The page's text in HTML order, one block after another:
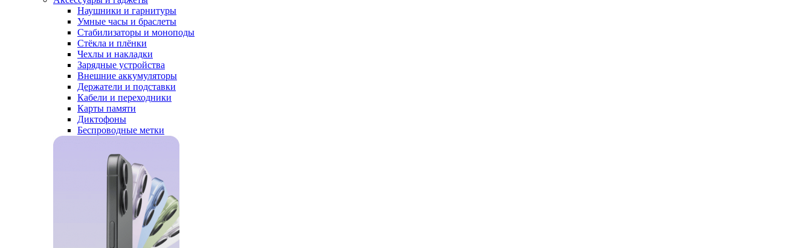
Наушники и гарнитуры
Умные часы и браслеты
Стабилизаторы и моноподы
Стёкла и плёнки
Чехлы и накладки
Зарядные устройства
Внешние аккумуляторы
Держатели и подставки
Кабели и переходники
Карты памяти
Диктофоны
Беспроводные метки